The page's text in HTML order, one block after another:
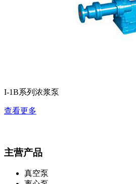
I-1B系列浓浆泵
查看更多
主营产品
真空泵